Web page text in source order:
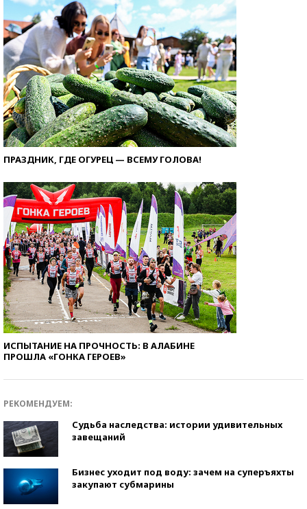
ПРАЗДНИК, ГДЕ ОГУРЕЦ — ВСЕМУ ГОЛОВА!
ИСПЫТАНИЕ НА ПРОЧНОСТЬ: В АЛАБИНЕ
ПРОШЛА «ГОНКА ГЕРОЕВ»
РЕКОМЕНДУЕМ:
Судьба наследства: истории удивительных
завещаний
Бизнес уходит под воду: зачем на суперъяхты
закупают субмарины